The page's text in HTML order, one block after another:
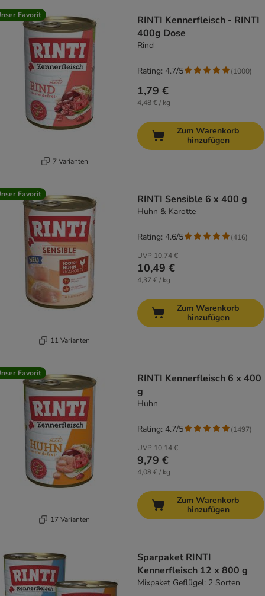
Favorit
7 Varianten
RINTI Kennerfleisch - RINTI
400g Dose
Rind
1,79 €
4,48 € / kg
Rating: 4.7/5 (1000)
Zum Warenkorb
hinzufügen
Favorit
11 Varianten
RINTI Sensible 6 x 400 g
Huhn & Karotte
UVP 10,74 €
10,49 €
4,37 € / kg
Rating: 4.6/5 (416)
Zum Warenkorb
hinzufügen
Favorit
17 Varianten
RINTI Kennerfleisch 6 x 400
g
Huhn
UVP 10,14 €
9,79 €
4,08 € / kg
Rating: 4.7/5 (1497)
Zum Warenkorb
hinzufügen
Sparpaket RINTI
Kennerfleisch 12 x 800 g
Mixpaket Geflügel: 2 Sorten